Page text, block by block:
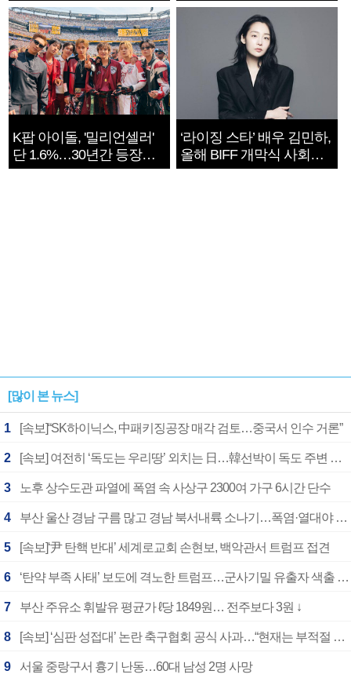
지는 ‘전쟁 속죄’
K팝 아이돌, '밀리언셀러'
단 1.6%…30년간 등장
1182개팀 전수조사
‘라이징 스타’ 배우 김민하,
올해 BIFF 개막식 사회자
확정
[많이 본 뉴스]
1 [속보]“SK하이닉스, 中패키징공장 매각 검토…중국서 인수 거론”
2 [속보] 여전히 ‘독도는 우리땅’ 외치는 日…韓선박이 독도 주변 해양조사 활동하자 반발
3 노후 상수도관 파열에 폭염 속 사상구 2300여 가구 6시간 단수
4 부산 울산 경남 구름 많고 경남 북서내륙 소나기…폭염·열대야 계속
5 [속보]‘尹 탄핵 반대’ 세계로교회 손현보, 백악관서 트럼프 접견
6 ‘탄약 부족 사태’ 보도에 격노한 트럼프…군사기밀 유출자 색출 지시
7 부산 주유소 휘발유 평균가 ℓ당 1849원… 전주보다 3원 ↓
8 [속보] ‘심판 성접대’ 논란 축구협회 공식 사과…“현재는 부적절 행위 없어”
9 서울 중랑구서 흉기 난동…60대 남성 2명 사망